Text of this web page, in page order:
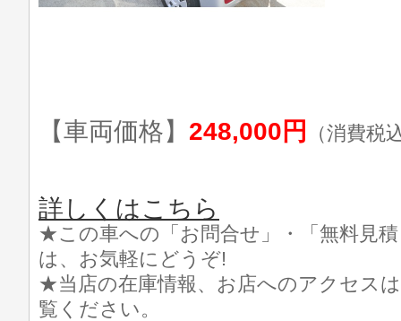
【車両価格】 248,000円 （消費税
詳しくはこちら
★この車への「お問合せ」・「無料見
は、お気軽にどうぞ!
★当店の在庫情報、お店へのアクセス
覧ください。